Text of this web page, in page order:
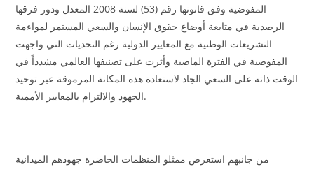
المفوضية وفق قانونها رقم (53) لسنة 2008 المعدل ودور فرقها
الرصدية في متابعة أوضاع حقوق الإنسان والسعي المستمر لمواءمة
التشريعات الوطنية مع المعايير الدولية رغم التحديات التي واجهت
المفوضية في الفترة الماضية وأثرت على تصنيفها العالمي مشدداً في
الوقت ذاته على السعي الجاد لاستعادة هذه المكانة المرموقة عبر توحيد
الجهود والالتزام بالمعايير الأممية.
من جانبهم استعرض ممثلو المنظمات الحاضرة جهودهم الميدانية